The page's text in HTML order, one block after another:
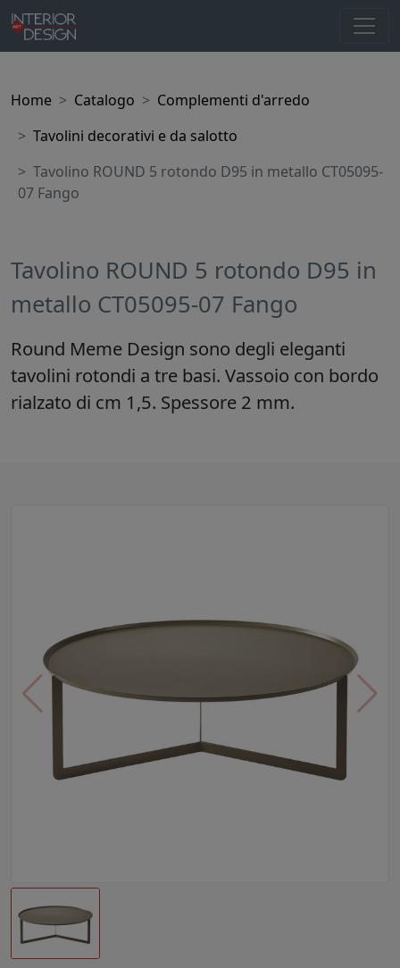
Home Catalogo
Complementi d'arredo
Tavolini decorativi e da salotto
Tavolino ROUND 5 rotondo D95 in metallo CT05095-
07 Fango
Tavolino ROUND 5 rotondo D95 in
metallo CT05095-07 Fango
Round Meme Design sono degli eleganti
tavolini rotondi a tre basi. Vassoio con bordo
rialzato di cm 1,5. Spessore 2 mm.